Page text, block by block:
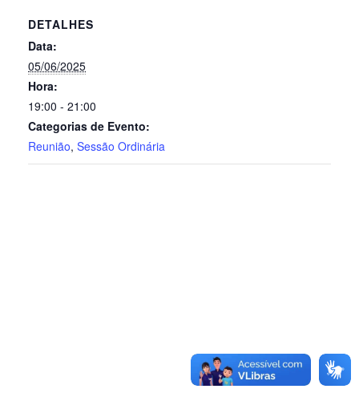
DETALHES
Data:
05/06/2025
Hora:
19:00 - 21:00
Categorias de Evento:
Reunião, Sessão Ordinária